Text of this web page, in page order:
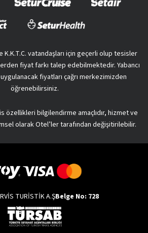
vatandaşları için geçerli olup tesisler
fiyat farkı talep edebilmektedir. Yabancı
fiyatları çağrı merkezimizden
öğrenebilirsiniz.
özellikleri bilgilendirme amaçlıdır, hizmet ve
olarak Otel’ler tarafından değişitirilebilir.
TURİSTİK A.ŞBelge No: 728